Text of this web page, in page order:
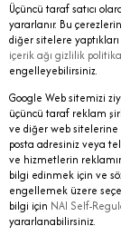
Üçüncü taraf satıcı
yararlanır. Bu
diğer sitelere
içerik ağı gizlilik
engelleyebilirsiniz.
Google Web sitemizi
üçüncü taraf reklam
ve diğer web sitelerine
posta adresiniz veya
ve hizmetlerin
bilgi edinmek için ve
engellemek üzere
bilgi için NAI Self-
yararlanabilirsiniz.